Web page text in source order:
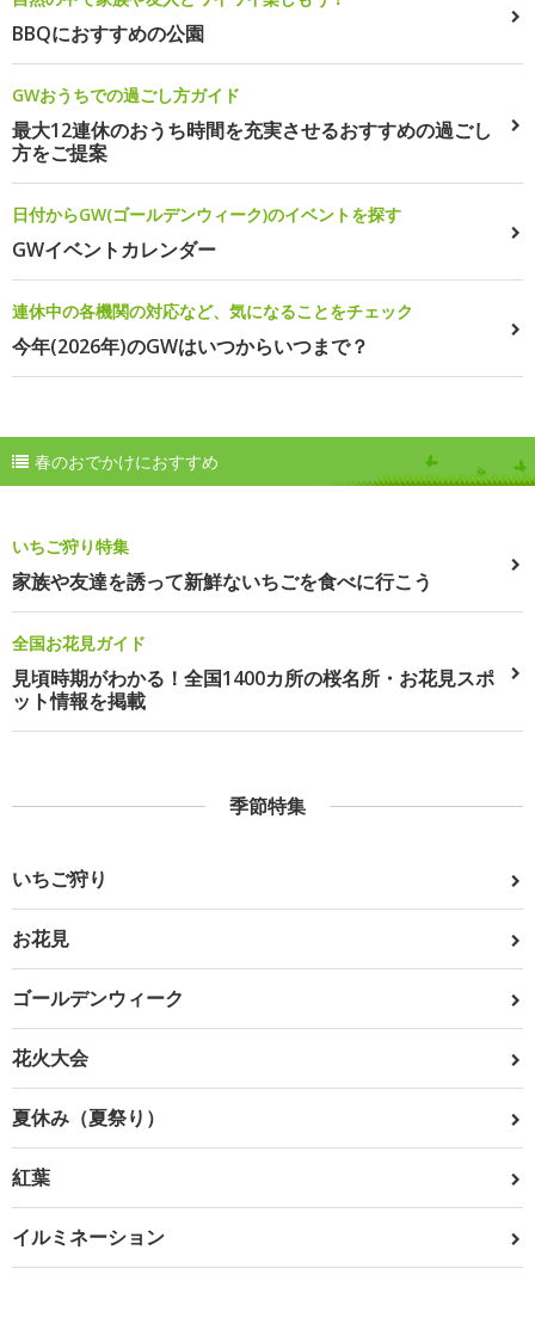
BBQにおすすめの公園
GWおうちでの過ごし方ガイド
最大12連休のおうち時間を充実させるおすすめの過ごし
方をご提案
日付からGW(ゴールデンウィーク)のイベントを探す
GWイベントカレンダー
連休中の各機関の対応など、気になることをチェック
今年(2026年)のGWはいつからいつまで？
春のおでかけにおすすめ
いちご狩り特集
家族や友達を誘って新鮮ないちごを食べに行こう
全国お花見ガイド
見頃時期がわかる！全国1400カ所の桜名所・お花見スポ
ット情報を掲載
季節特集
いちご狩り
お花見
ゴールデンウィーク
花火大会
夏休み（夏祭り）
紅葉
イルミネーション